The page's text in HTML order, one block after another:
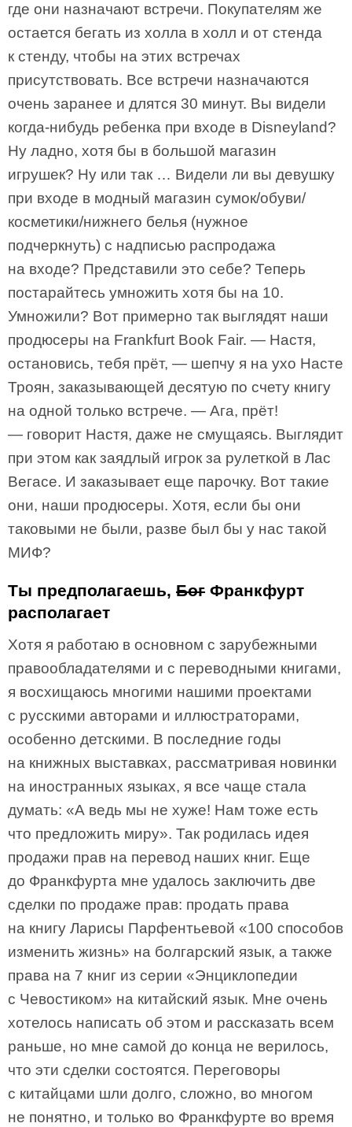
где они назначают встречи. Покупателям же
остается бегать из холла в холл и от стенда
к стенду, чтобы на этих встречах
присутствовать. Все встречи назначаются
очень заранее и длятся 30 минут. Вы видели
когда-нибудь ребенка при входе в Disneyland?
Ну ладно, хотя бы в большой магазин
игрушек? Ну или так … Видели ли вы девушку
при входе в модный магазин сумок/обуви/
косметики/нижнего белья (нужное
подчеркнуть) с надписью распродажа
на входе? Представили это себе? Теперь
постарайтесь умножить хотя бы на 10.
Умножили? Вот примерно так выглядят наши
продюсеры на Frankfurt Book Fair. — Настя,
остановись, тебя прёт, — шепчу я на ухо Насте
Троян, заказывающей десятую по счету книгу
на одной только встрече. — Ага, прёт!
— говорит Настя, даже не смущаясь. Выглядит
при этом как заядлый игрок за рулеткой в Лас
Вегасе. И заказывает еще парочку. Вот такие
они, наши продюсеры. Хотя, если бы они
таковыми не были, разве был бы у нас такой
МИФ?
Ты предполагаешь, Бог Франкфурт
располагает
Хотя я работаю в основном с зарубежными
правообладателями и с переводными книгами,
я восхищаюсь многими нашими проектами
с русскими авторами и иллюстраторами,
особенно детскими. В последние годы
на книжных выставках, рассматривая новинки
на иностранных языках, я все чаще стала
думать: «А ведь мы не хуже! Нам тоже есть
что предложить миру». Так родилась идея
продажи прав на перевод наших книг. Еще
до Франкфурта мне удалось заключить две
сделки по продаже прав: продать права
на книгу Ларисы Парфентьевой «100 способов
изменить жизнь» на болгарский язык, а также
права на 7 книг из серии «Энциклопедии
с Чевостиком» на китайский язык. Мне очень
хотелось написать об этом и рассказать всем
раньше, но мне самой до конца не верилось,
что эти сделки состоятся. Переговоры
с китайцами шли долго, сложно, во многом
не понятно, и только во Франкфурте во время